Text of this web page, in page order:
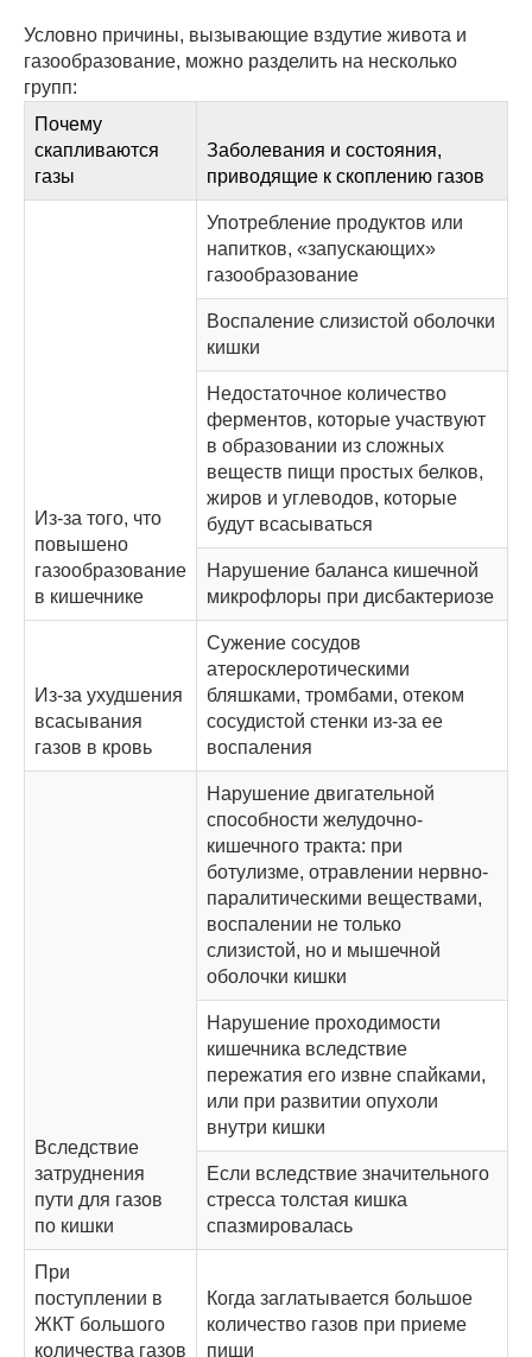
Условно причины, вызывающие вздутие живота и
газообразование, можно разделить на несколько
групп:
Почему
скапливаются
газы
Заболевания и состояния,
приводящие к скоплению газов
Из-за того, что
повышено
газообразование
в кишечнике
Употребление продуктов или
напитков, «запускающих»
газообразование
Воспаление слизистой оболочки
кишки
Недостаточное количество
ферментов, которые участвуют
в образовании из сложных
веществ пищи простых белков,
жиров и углеводов, которые
будут всасываться
Нарушение баланса кишечной
микрофлоры при дисбактериозе
Из-за ухудшения
всасывания
газов в кровь
Сужение сосудов
атеросклеротическими
бляшками, тромбами, отеком
сосудистой стенки из-за ее
воспаления
Вследствие
затруднения
пути для газов
по кишки
Нарушение двигательной
способности желудочно-
кишечного тракта: при
ботулизме, отравлении нервно-
паралитическими веществами,
воспалении не только
слизистой, но и мышечной
оболочки кишки
Нарушение проходимости
кишечника вследствие
пережатия его извне спайками,
или при развитии опухоли
внутри кишки
Если вследствие значительного
стресса толстая кишка
спазмировалась
При
поступлении в
ЖКТ большого
количества газов
Когда заглатывается большое
количество газов при приеме
пищи